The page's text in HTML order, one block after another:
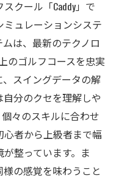
クール「Caddy」で
ュレーションシステ
は、最新のテクノロ
のゴルフコースを忠実
スイングデータの解
分のクセを理解しや
々のスキルに合わせ
心者から上級者まで幅
整っています。ま
の感覚を味わうこと